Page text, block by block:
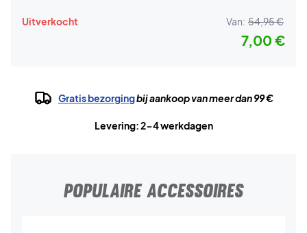
Uitverkocht Van: 54,95 €
7,00 €
Gratis bezorgingbij aankoop van meer dan 99 €
Levering: 2-4 werkdagen
POPULAIRE ACCESSOIRES